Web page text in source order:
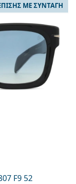
F9 52
ΜΕ ΣΥΝΤΑΓΉ